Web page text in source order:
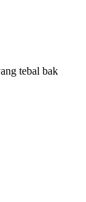
tebal bak